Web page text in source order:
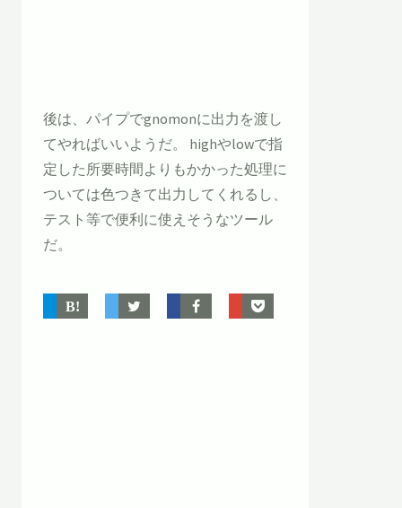
後は、パイプでgnomonに出力を渡し
てやればいいようだ。 highやlowで指
定した所要時間よりもかかった処理に
ついては色つきて出力してくれるし、
テスト等で便利に使えそうなツール
だ。